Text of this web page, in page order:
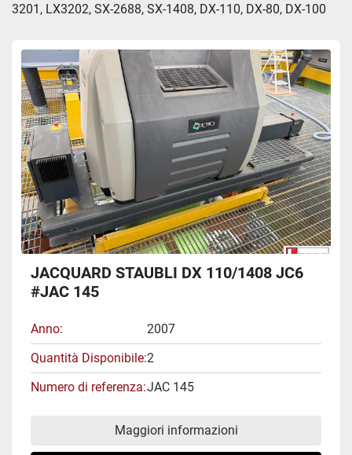
3201, LX3202, SX-2688, SX-1408, DX-110, DX-80, DX-100
JACQUARD STAUBLI DX 110/1408 JC6
#JAC 145
Anno
2007
Quantità Disponibile 2
Numero di referenza JAC 145
Maggiori informazioni